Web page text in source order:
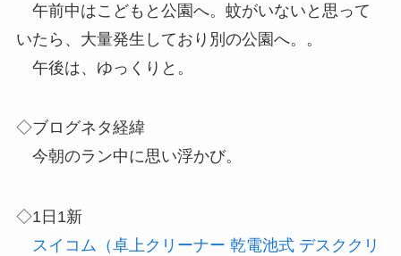
午前中はこどもと公園へ。蚊がいないと思って
いたら、大量発生しており別の公園へ。。
午後は、ゆっくりと。
◇ブログネタ経緯
今朝のラン中に思い浮かび。
◇1日1新
スイコム（卓上クリーナー 乾電池式 デスククリ